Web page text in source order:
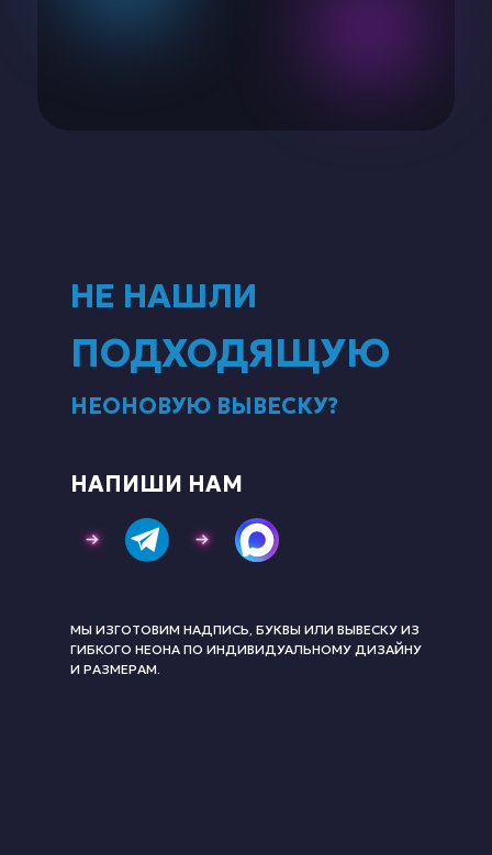
НЕ НАШЛИ
НАПИШИ НАМ
НЕОНОВУЮ ВЫВЕСКУ?
ПОДХОДЯЩУЮ
МЫ ИЗГОТОВИМ НАДПИСЬ, БУКВЫ ИЛИ ВЫВЕСКУ ИЗ
ГИБКОГО НЕОНА ПО ИНДИВИДУАЛЬНОМУ ДИЗАЙНУ
И РАЗМЕРАМ.